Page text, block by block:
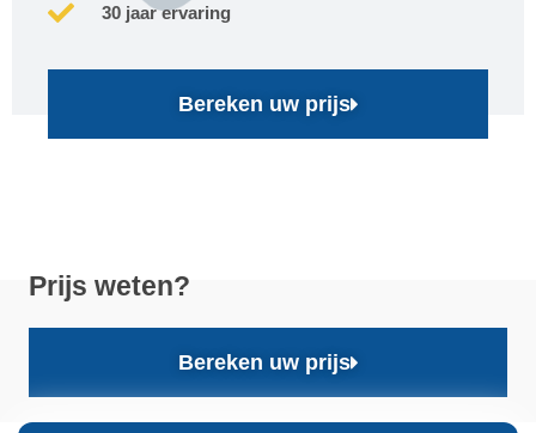
30 jaar ervaring
Bereken uw prijs
Prijs weten?
Bereken uw prijs